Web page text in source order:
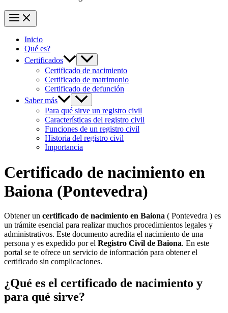
Inicio
Qué es?
Certificados
Certificado de nacimiento
Certificado de matrimonio
Certificado de defunción
Saber más
Para qué sirve un registro civil
Características del registro civil
Funciones de un registro civil
Historia del registro civil
Importancia
Certificado de nacimiento en
Baiona (Pontevedra)
Obtener un certificado de nacimiento en Baiona ( Pontevedra ) es
un trámite esencial para realizar muchos procedimientos legales y
administrativos. Este documento acredita el nacimiento de una
persona y es expedido por el Registro Civil de Baiona. En este
portal se te ofrece un servicio de información para obtener el
certificado sin complicaciones.
¿Qué es el certificado de nacimiento y
para qué sirve?